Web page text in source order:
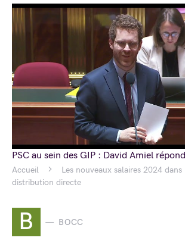
Accueil
Les nouveaux salaires 2024
distribution directe
B BOCC
PSC au sein des GIP : David Amiel